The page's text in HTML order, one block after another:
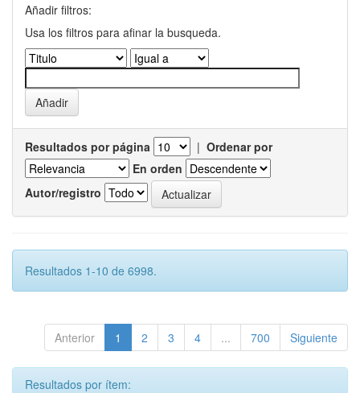
Añadir filtros:
Usa los filtros para afinar la busqueda.
Resultados por página | Ordenar por
En orden
Autor/registro
Resultados 1-10 de 6998.
Anterior 1 2 3 4 ... 700 Siguiente
Resultados por ítem: